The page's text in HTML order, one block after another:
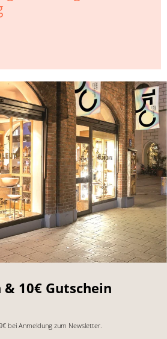
10€ Gutschein
bei Anmeldung zum Newsletter.